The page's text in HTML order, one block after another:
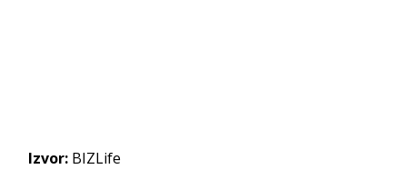
Izvor: BIZLife